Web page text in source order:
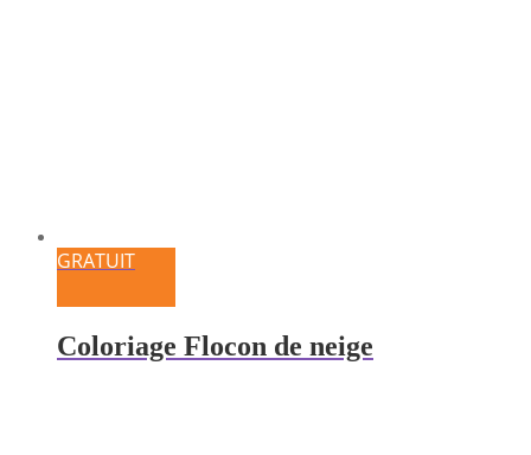
GRATUIT
Coloriage Flocon de neige